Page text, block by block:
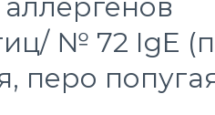
№ 72 IgE
перо